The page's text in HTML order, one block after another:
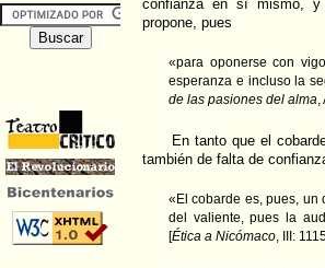
confianza en sí mismo, y
propone, pues
«para oponerse con
esperanza e incluso la
de las pasiones del alma,
En tanto que el
también de falta de
«El cobarde es, pues, un
del valiente, pues la
[Ética a Nicómaco, III: